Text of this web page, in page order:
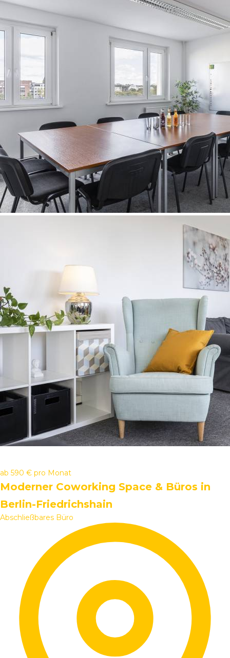
ab 590 € pro Monat
Moderner Coworking Space & Büros in
Berlin-Friedrichshain
Abschließbares Büro